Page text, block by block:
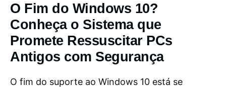
O Fim do Windows 10?
Conheça o Sistema que
Promete Ressuscitar PCs
Antigos com Segurança
O fim do suporte ao Windows 10 está se